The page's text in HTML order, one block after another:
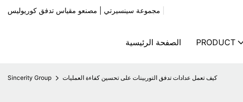
الصفحة الرئيسية PRODUCT
Sincerity Group كيف تعمل عدادات تدفق التوربينات على تحسين كفاءة العمليات